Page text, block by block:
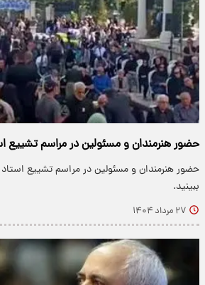
حضور هنرمندان و مسئولین در مراسم تشییع
حضور هنرمندان و مسئولین در مراسم تشییع استاد
ببینید.
۲۷ مرداد ۱۴۰۴